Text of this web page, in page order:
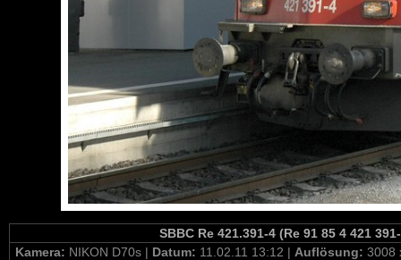
SBBC Re 421.391-4 (Re 91 85 4 421
Kamera: NIKON D70s | Datum: 11.02.11 13:12 | Auflösung: 3008